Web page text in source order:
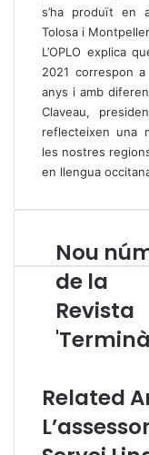
s’ha produït en
Tolosa i
L’OPLO explica
2021 correspon
anys i amb
Claveau,
reflecteixen una
les nostres
en llengua
N
o
u
n
o
d
e
Nou
de la
Revista
Related